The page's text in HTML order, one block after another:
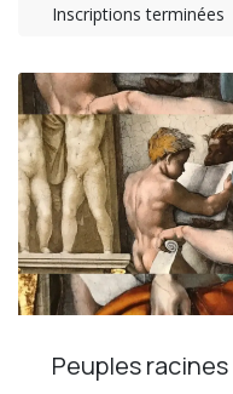
Inscriptions terminées
Peuples